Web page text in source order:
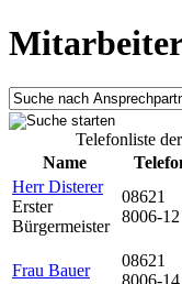
Telefonliste
Name
Herr Disterer
Erster
Bürgermeister
08621
8006-12
Frau Bauer
08621